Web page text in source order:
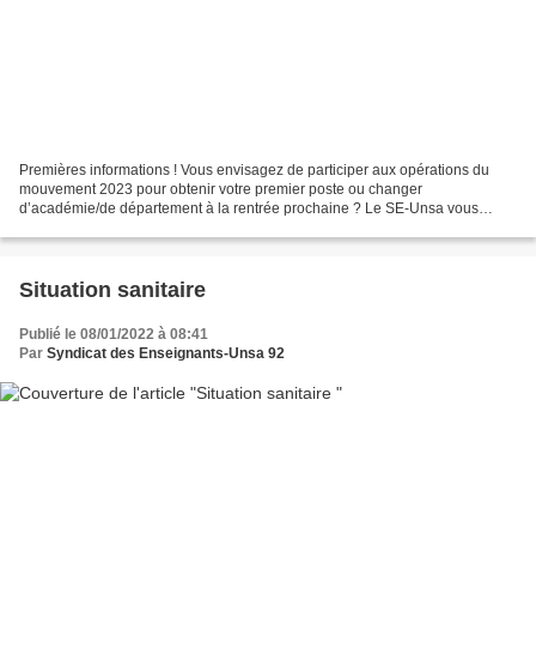
Premières informations ! Vous envisagez de participer aux opérations du
mouvement 2023 pour obtenir votre premier poste ou changer
d’académie/de département à la rentrée prochaine ? Le SE-Unsa vous
Situation sanitaire
Publié le 08/01/2022 à 08:41
Par Syndicat des Enseignants-Unsa 92